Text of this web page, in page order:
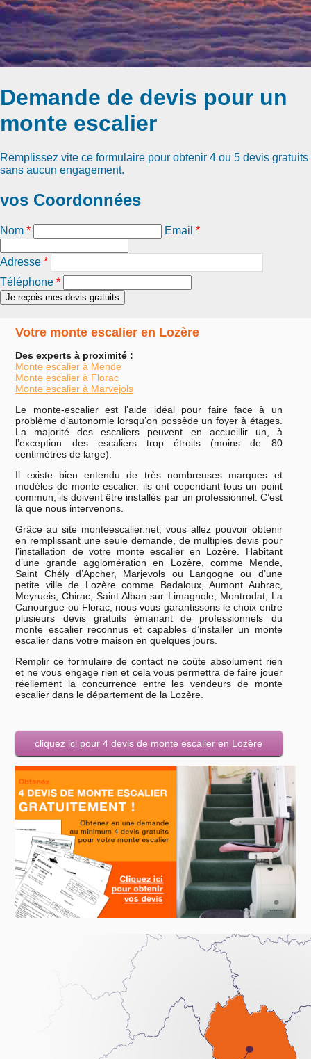
Demande de devis pour un
monte escalier
Remplissez vite ce formulaire pour obtenir 4 ou 5 devis gratuits
sans aucun engagement.
vos Coordonnées
Nom * Email *
Adresse *
Téléphone *
Votre monte escalier en Lozère
Des experts à proximité :
Monte escalier à Mende
Monte escalier à Florac
Monte escalier à Marvejols
Le monte-escalier est l’aide idéal pour faire face à un
problème d’autonomie lorsqu’on possède un foyer à étages.
La majorité des escaliers peuvent en accueillir un, à
l’exception des escaliers trop étroits (moins de 80
centimètres de large).
Il existe bien entendu de très nombreuses marques et
modèles de monte escalier. ils ont cependant tous un point
commun, ils doivent être installés par un professionnel. C’est
là que nous intervenons.
Grâce au site monteescalier.net, vous allez pouvoir obtenir
en remplissant une seule demande, de multiples devis pour
l’installation de votre monte escalier en Lozère. Habitant
d’une grande agglomération en Lozère, comme Mende,
Saint Chély d’Apcher, Marjevols ou Langogne ou d’une
petite ville de Lozère comme Badaloux, Aumont Aubrac,
Meyrueis, Chirac, Saint Alban sur Limagnole, Montrodat, La
Canourgue ou Florac, nous vous garantissons le choix entre
plusieurs devis gratuits émanant de professionnels du
monte escalier reconnus et capables d’installer un monte
escalier dans votre maison en quelques jours.
Remplir ce formulaire de contact ne coûte absolument rien
et ne vous engage rien et cela vous permettra de faire jouer
réellement la concurrence entre les vendeurs de monte
escalier dans le département de la Lozère.
cliquez ici pour 4 devis de monte escalier en Lozère